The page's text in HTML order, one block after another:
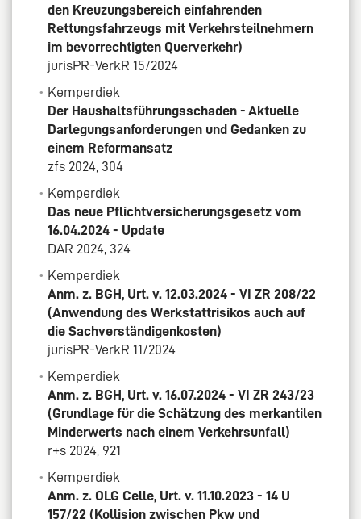
den Kreuzungsbereich einfahrenden
Rettungsfahrzeugs mit Verkehrsteilnehmern
im bevorrechtigten Querverkehr)
jurisPR-VerkR 15/2024
Kemperdiek
Der Haushaltsführungsschaden - Aktuelle
Darlegungsanforderungen und Gedanken zu
einem Reformansatz
zfs 2024, 304
Kemperdiek
Das neue Pflichtversicherungsgesetz vom
16.04.2024 - Update
DAR 2024, 324
Kemperdiek
Anm. z. BGH, Urt. v. 12.03.2024 - VI ZR 208/22
(Anwendung des Werkstattrisikos auch auf
die Sachverständigenkosten)
jurisPR-VerkR 11/2024
Kemperdiek
Anm. z. BGH, Urt. v. 16.07.2024 - VI ZR 243/23
(Grundlage für die Schätzung des merkantilen
Minderwerts nach einem Verkehrsunfall)
r+s 2024, 921
Kemperdiek
Anm. z. OLG Celle, Urt. v. 11.10.2023 - 14 U
157/22 (Kollision zwischen Pkw und